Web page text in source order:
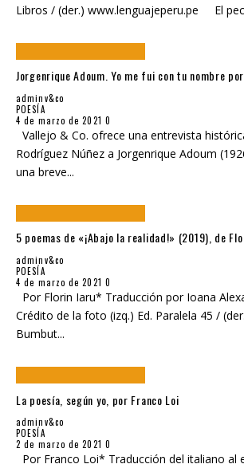
Libros / (der.) www.lenguajeperu.pe El
Jorgenrique Adoum. Yo me fui con tu nombre
adminv&co
POESÍA
4 de marzo de 2021 0
Vallejo & Co. ofrece una entrevista
Rodríguez Núñez a Jorgenrique Adoum
una breve...
5 poemas de «¡Abajo la realidad!» (2019), de
adminv&co
POESÍA
4 de marzo de 2021 0
Por Florin Iaru* Traducción por Ioana
Crédito de la foto (izq.) Ed. Paralela 45 /
Bumbut...
La poesía, según yo, por Franco Loi
adminv&co
POESÍA
2 de marzo de 2021 0
Por Franco Loi* Traducción del italiano al